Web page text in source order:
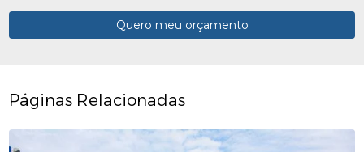
Quero meu orçamento
Páginas Relacionadas